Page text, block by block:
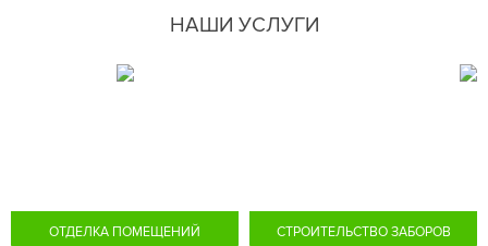
НАШИ УСЛУГИ
ОТДЕЛКА ПОМЕЩЕНИЙ СТРОИТЕЛЬСТВО ЗАБОРОВ